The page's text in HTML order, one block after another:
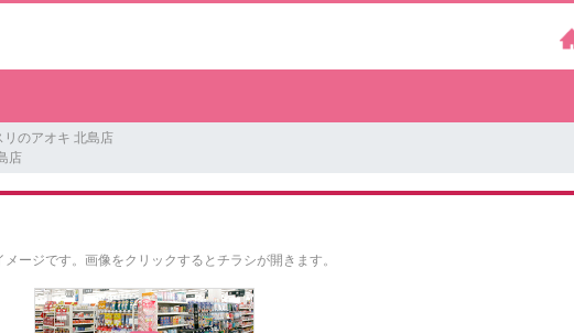
リのアオキ 北島店
店
ージです。 画像をクリックするとチラシが開きます。